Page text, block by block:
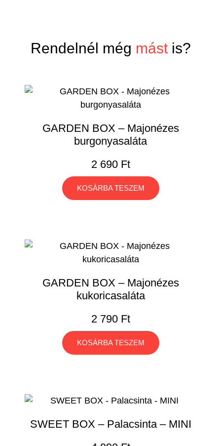
Rendelnél még mást is?
GARDEN BOX – Majonézes
burgonyasaláta
2 690 Ft
KOSÁRBA TESZEM
GARDEN BOX – Majonézes
kukoricasaláta
2 790 Ft
KOSÁRBA TESZEM
SWEET BOX – Palacsinta – MINI